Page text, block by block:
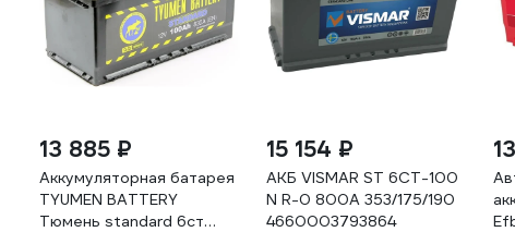
13 885 ₽
Аккумуляторная батарея
TYUMEN BATTERY
Тюмень standard 6ст
15 154 ₽
АКБ VISMAR ST 6СТ-100
N R-0 800A 353/175/190
4660003793864